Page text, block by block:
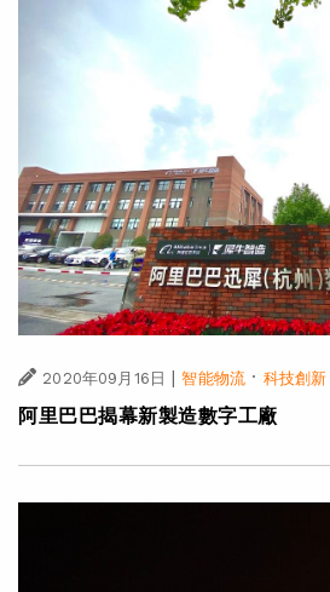
2020年09月16日 | 智能物流 · 科技創新
阿里巴巴揭幕新製造數字工廠